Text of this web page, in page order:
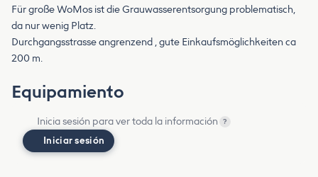
Für große WoMos ist die Grauwasserentsorgung problematisch,
da nur wenig Platz.
Durchgangsstrasse angrenzend , gute Einkaufsmöglichkeiten ca
200 m.
Equipamiento
Inicia sesión para ver toda la información ?
Iniciar sesión